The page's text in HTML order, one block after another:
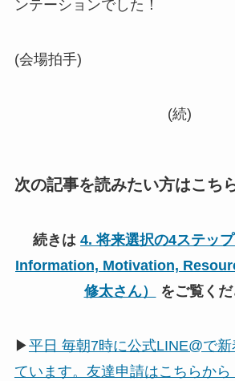
ンテーションでした！
(会場拍手)
(続)
次の記事を読みたい方はこち
続きは 4. 将来選択の4ステッ
Information, Motivation,
修太さん）
をご覧くだ
▶平日 毎朝7時に公式LINE@で
ています。友達申請はこちらから